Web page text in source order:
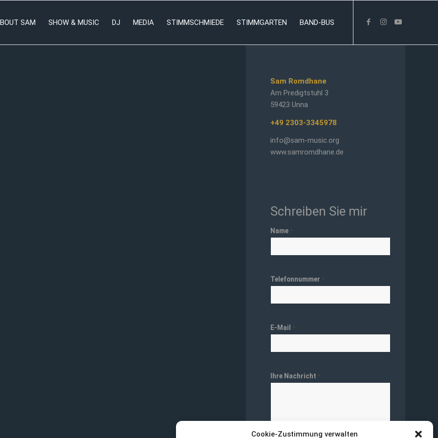
Cookie-Zustimmung verwalten
SAM SHOW & MUSIC DJ MEDIA STIMMSCHMIEDE STIMMGARTEN BAND-BUS
Sam Romdhane
Am Predigtstuhl 3
59423 Unna
+49 2303-3345978
info@sam-music.org
www.samromdhane.de
Schreiben Sie mir
Name *
Telefonnummer *
E-Mail *
Ihre Nachricht *